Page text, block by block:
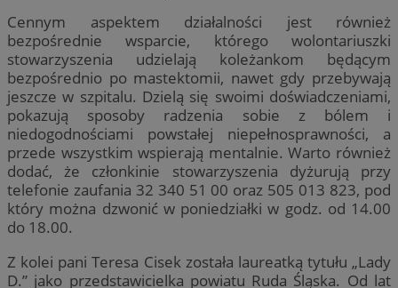
Cennym aspektem działalności jest również
bezpośrednie wsparcie, którego wolontariuszki
stowarzyszenia udzielają koleżankom będącym
bezpośrednio po mastektomii, nawet gdy przebywają
jeszcze w szpitalu. Dzielą się swoimi doświadczeniami,
pokazują sposoby radzenia sobie z bólem i
niedogodnościami powstałej niepełnosprawności, a
przede wszystkim wspierają mentalnie. Warto również
dodać, że członkinie stowarzyszenia dyżurują przy
telefonie zaufania 32 340 51 00 oraz 505 013 823, pod
który można dzwonić w poniedziałki w godz. od 14.00
do 18.00.
Z kolei pani Teresa Cisek została laureatką tytułu „Lady
D.” jako przedstawicielka powiatu Ruda Śląska. Od lat